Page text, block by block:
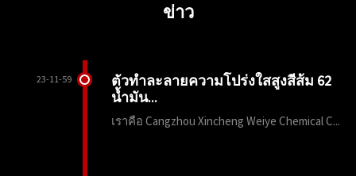
ข่าว
23-11-59
ตัวทำละลายความโปร่งใสสูงสีส้ม 62
น้ำมัน...
เราคือ Cangzhou Xincheng Weiye Chemical C...